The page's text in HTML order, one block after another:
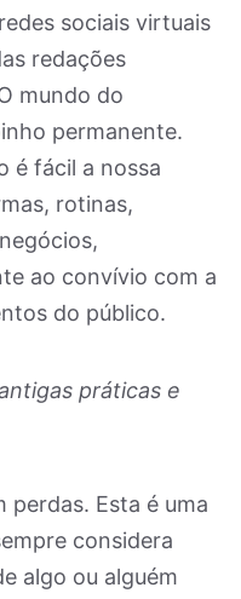
sociais virtuais
redações
mundo do
permanente.
é fácil a nossa
rotinas,
ao convívio com a
do público.
práticas e
perdas. Esta é uma
considera
algo ou alguém